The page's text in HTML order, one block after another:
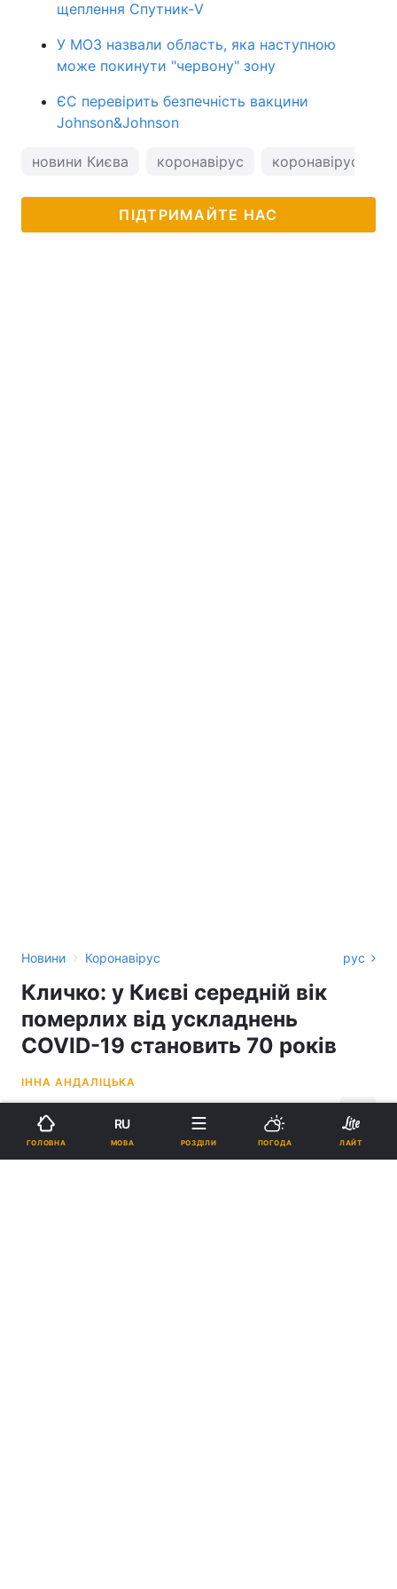
щеплення Спутник-V
У МОЗ назвали область, яка наступною
може покинути "червону" зону
ЄС перевірить безпечність вакцини
Johnson&Johnson
новини Києва коронавірус коронавірус в
ПІДТРИМАЙТЕ НАС
Новини › Коронавірус рус
Кличко: у Києві середній вік
померлих від ускладнень
COVID-19 становить 70 років
ІННА АНДАЛІЦЬКА
13:18, 09.04.21
Підпишіться на нас в Google
ГОЛОВНА
RU
МОВА РОЗДІЛИ ПОГОДА ЛАЙТ